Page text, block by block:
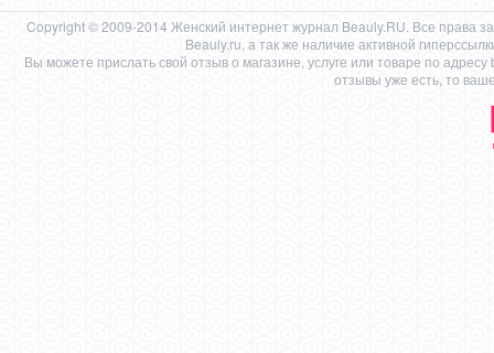
Copyright © 2009-2014 Женский интернет журнал Beauly.RU. Все права
Beauly.ru, а так же наличие активной
Вы можете прислать свой отзыв о магазине, услуге или товаре по адресу
отзывы уже есть, то